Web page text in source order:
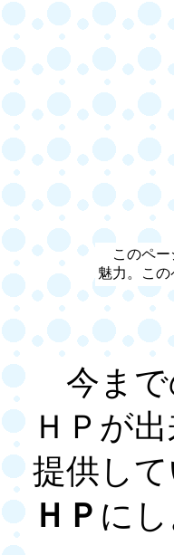
このペー
魅力。こ
今まで
ＨＰが
提供し
ＨＰ にし